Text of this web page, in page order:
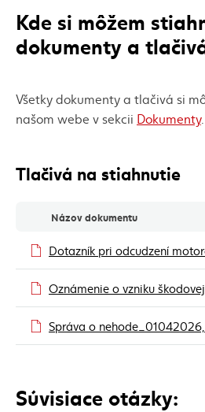
Súvisiace otázky:
Kde si môžem
dokumenty a
Všetky dokumenty a tlačivá si
našom webe v sekcii Dokumenty.
Tlačivá na stiahnutie
Tlačivá na stiahnutie
Názov dokumentu
Dotazník pri odcudzení
Oznámenie o vzniku
Správa o nehode_01042026,